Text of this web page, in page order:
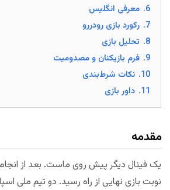
6. معرفی انگلیس
7. رکورد بازی رودررو
8. تحلیل بازی
9. فرم بازیکنان و مصدومیت
10. نکات شرط‌بندی
11. داور بازی
مقدمه
نوبت بازی نهایی از راه رسید. دو تیم ملی